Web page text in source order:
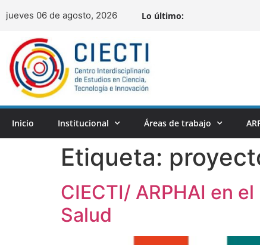
jueves 06 de agosto, 2026 Lo último:
Inicio Institucional Áreas de trabajo
Etiqueta:
CIECTI/ ARPHAI en
Salud